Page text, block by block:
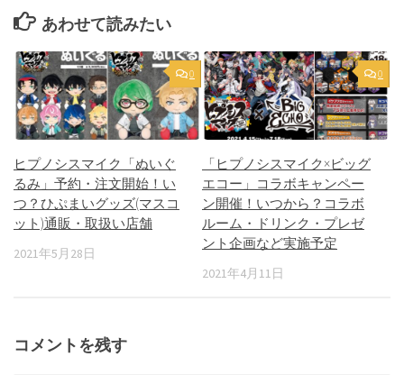
あわせて読みたい
0
ヒプノシスマイク「ぬいぐ
るみ」予約・注文開始！い
つ？ひぷまいグッズ(マスコ
ット)通販・取扱い店舗
2021年5月28日
0
「ヒプノシスマイク×ビッグ
エコー」コラボキャンペー
ン開催！いつから？コラボ
ルーム・ドリンク・プレゼ
ント企画など実施予定
2021年4月11日
コメントを残す